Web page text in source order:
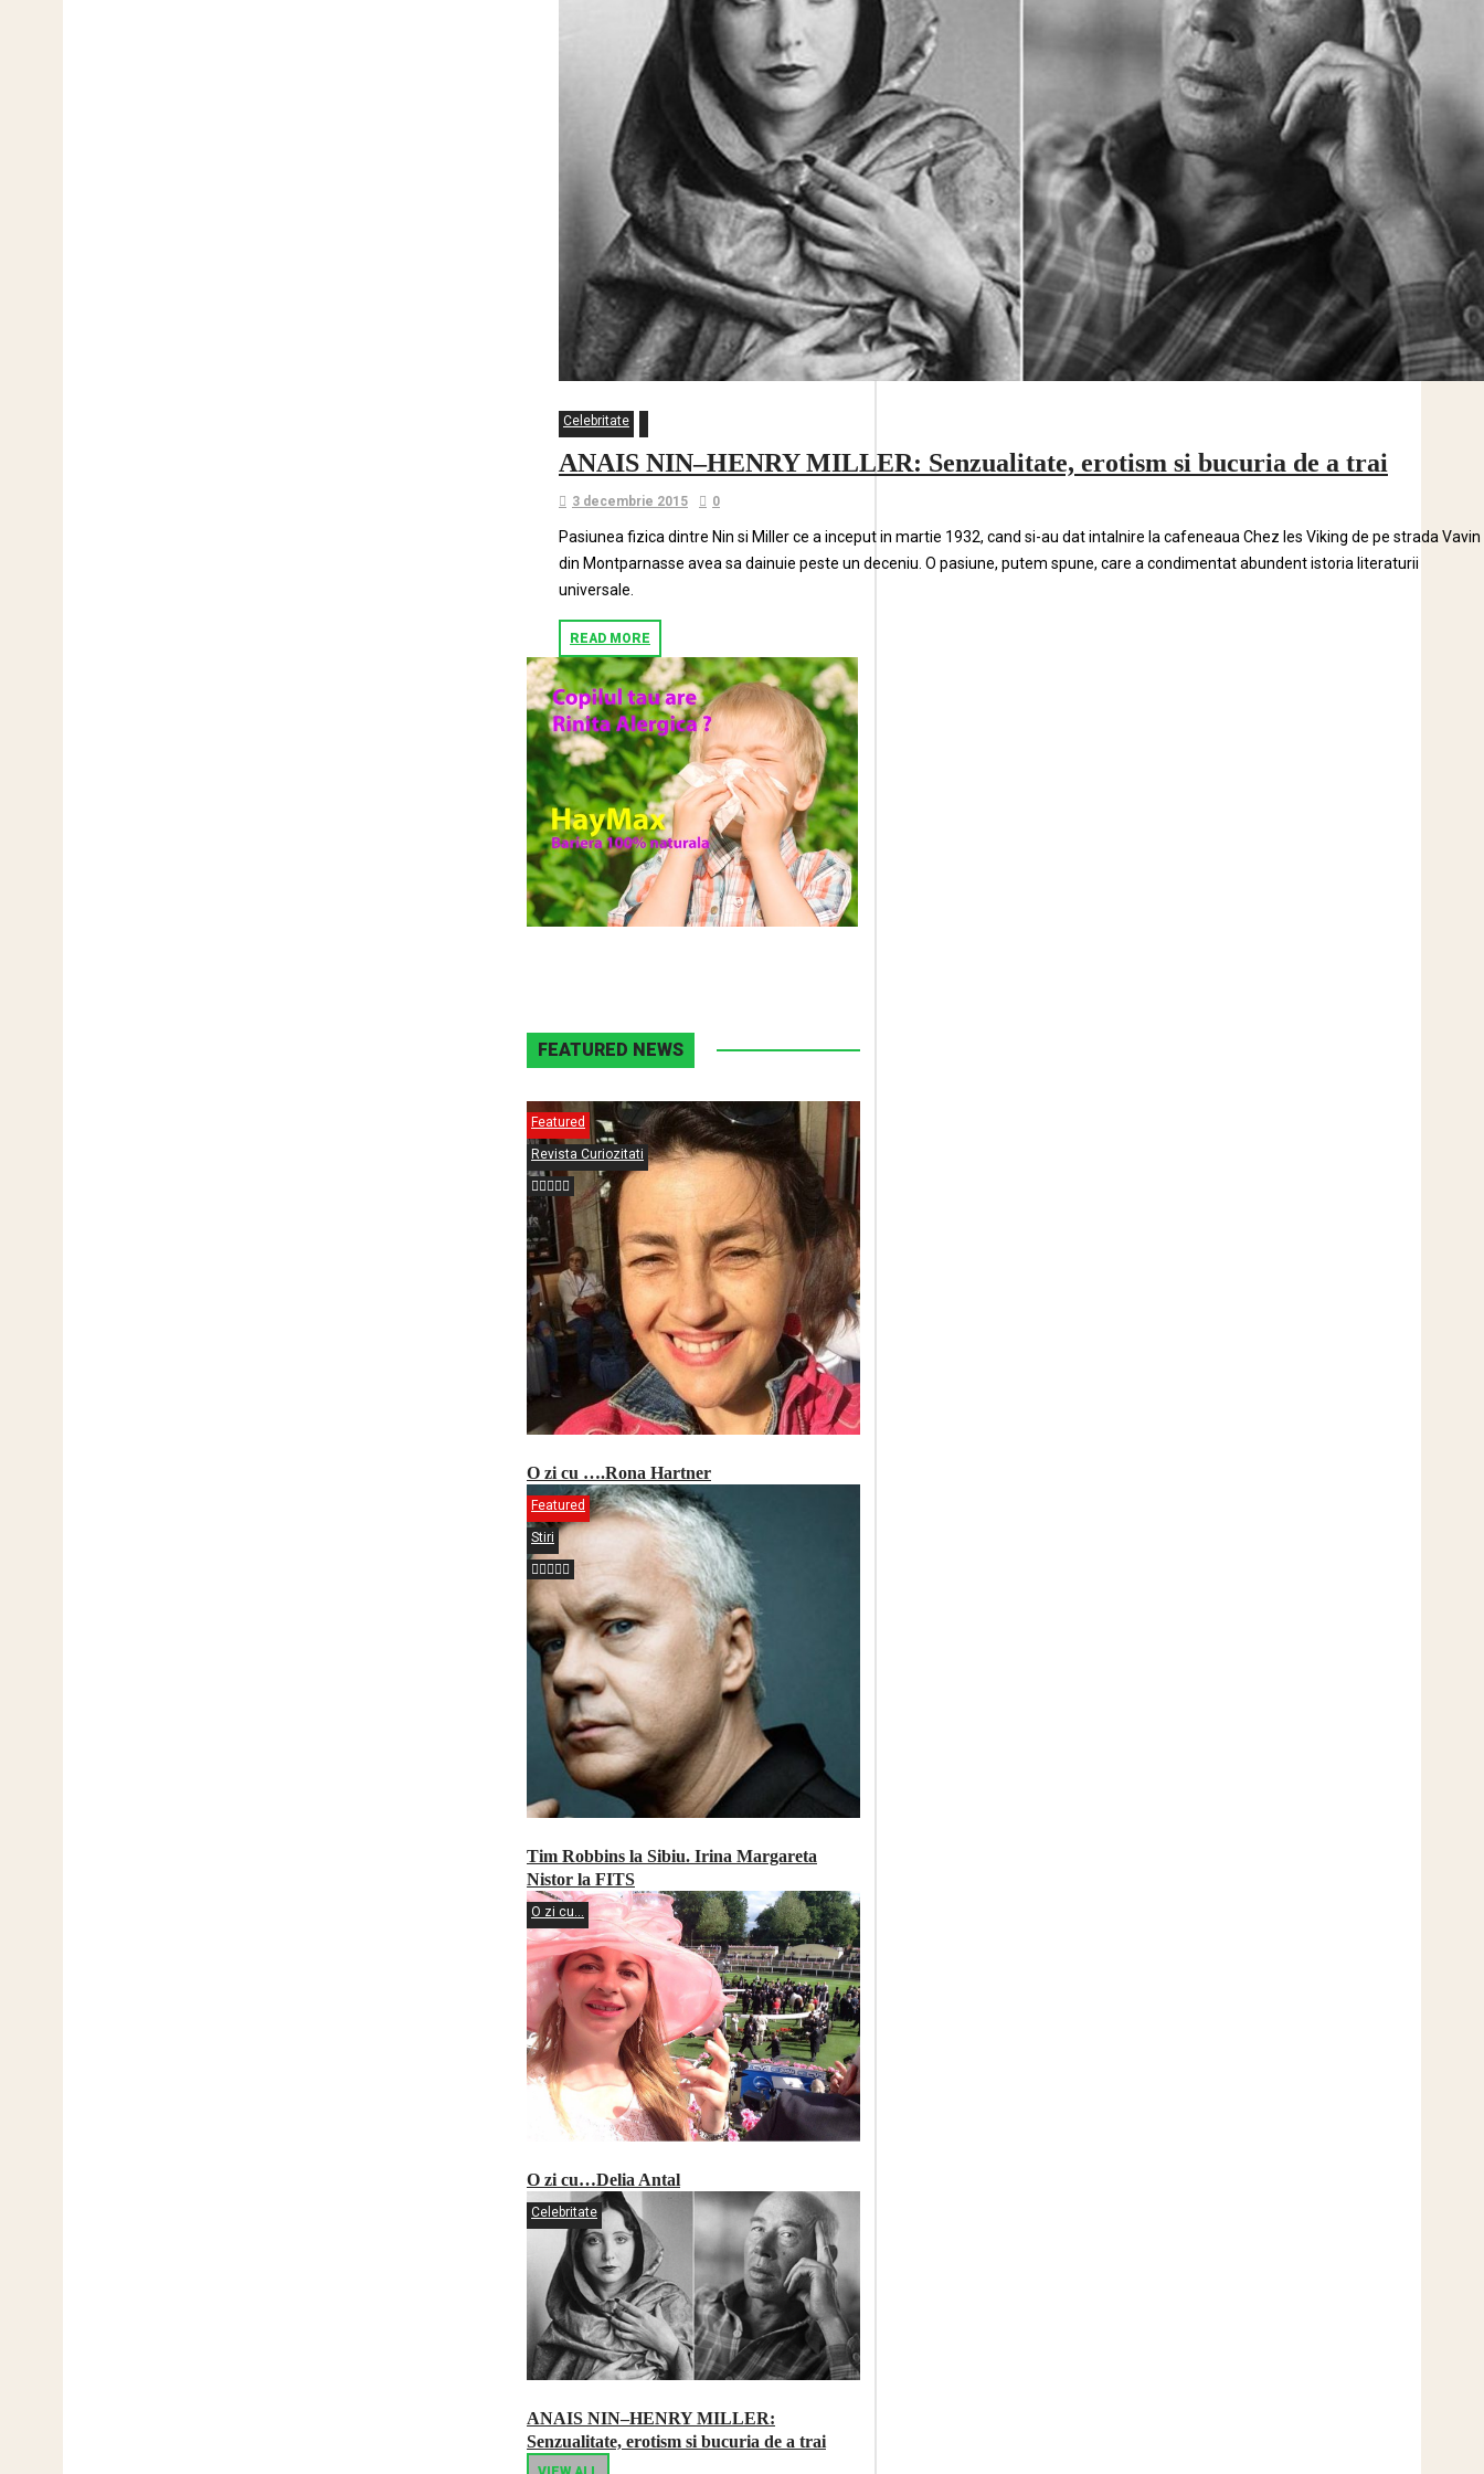
Celebritate
ANAIS NIN–HENRY MILLER: Senzualitate, erotism si bucuria de a trai
3 decembrie 2015 0
Pasiunea fizica dintre Nin si Miller ce a inceput in martie 1932, cand si-au dat intalnire la cafeneaua Chez les Viking de pe strada Vavin
din Montparnasse avea sa dainuie peste un deceniu. O pasiune, putem spune, care a condimentat abundent istoria literaturii
universale.
READ MORE
FEATURED NEWS
Featured
Revista Curiozitati
O zi cu ….Rona Hartner
Featured
Stiri
Tim Robbins la Sibiu. Irina Margareta
Nistor la FITS
O zi cu...
O zi cu…Delia Antal
Celebritate
ANAIS NIN–HENRY MILLER:
Senzualitate, erotism si bucuria de a trai